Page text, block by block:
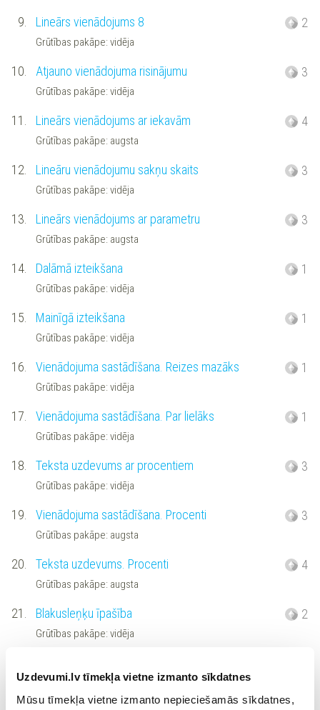
Uzdevumi.lv tīmekļa vietne izmanto sīkdatnes
Mūsu tīmekļa vietne izmanto nepieciešamās sīkdatnes,
9. Lineārs vienādojums 8
Grūtības pakāpe: vidēja
2
10. Atjauno vienādojuma risinājumu
Grūtības pakāpe: vidēja
3
11. Lineārs vienādojums ar iekavām
Grūtības pakāpe: augsta
4
12. Lineāru vienādojumu sakņu skaits
Grūtības pakāpe: vidēja
3
13. Lineārs vienādojums ar parametru
Grūtības pakāpe: augsta
3
14. Dalāmā izteikšana
Grūtības pakāpe: vidēja
1
15. Mainīgā izteikšana
Grūtības pakāpe: vidēja
1
16. Vienādojuma sastādīšana. Reizes mazāks
Grūtības pakāpe: vidēja
1
17. Vienādojuma sastādīšana. Par lielāks
Grūtības pakāpe: vidēja
1
18. Teksta uzdevums ar procentiem
Grūtības pakāpe: vidēja
3
19. Vienādojuma sastādīšana. Procenti
Grūtības pakāpe: augsta
3
20. Teksta uzdevums. Procenti
Grūtības pakāpe: augsta
4
21. Blakusleņķu īpašība
Grūtības pakāpe: vidēja
2
Grūtības pakāpe: vidēja